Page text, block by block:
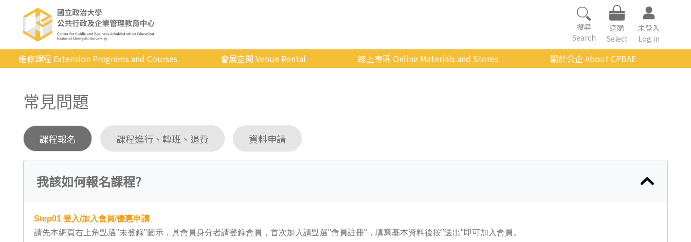
搜尋
Search
選購
Select
未登入
Log in
進修課程 Extension Programs and Courses
專業/學分
商管/永續
科技/生活
健康運動
日韓語
會展空間 Venue Rental
使用辦法
會展快訊
線上專區 Online Materials and Stores
關於公企 About CPBAE
影音公企
常見問題
課程報名 課程進行、轉班、退費 資料申請
我該如何報名課程?
Step01 登入/加入會員/優惠申請
請先本網頁右上角點選"未登錄"圖示，具會員身分者請登錄會員，首次加入請點選"會員註冊"，填寫基本資料後按"送出"即可加入會員。